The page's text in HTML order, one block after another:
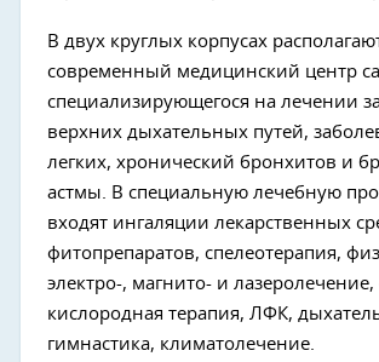
В двух круглых корпусах
современный медицинский центр
специализирующегося на лечении
верхних дыхательных путей,
легких, хронический бронхитов и
астмы. В специальную лечебную
входят ингаляции лекарственных
фитопрепаратов, спелеотерапия,
электро-, магнито- и лазеролечение,
кислородная терапия, ЛФК,
гимнастика, климатолечение.